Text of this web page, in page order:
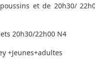
et de 20h30/
20h30/22h00 N4
+Jeunes+adultes